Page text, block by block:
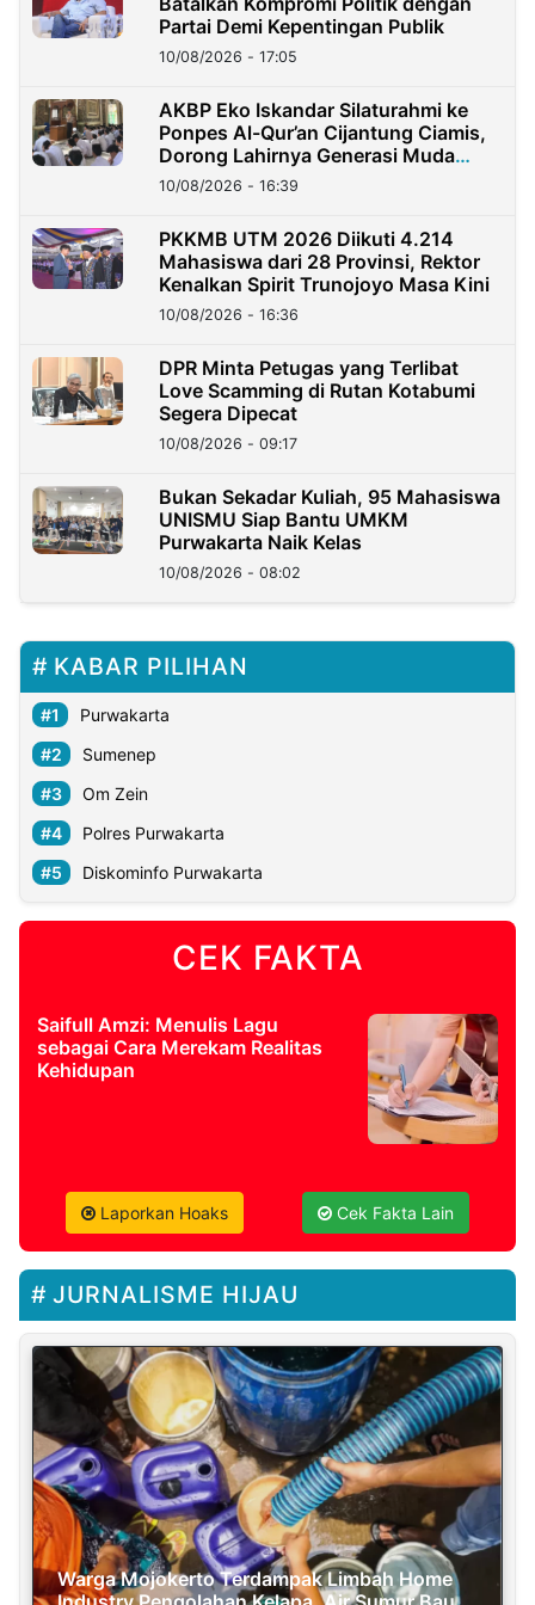
Partai Demi Kepentingan Publik
10/08/2026 - 17:05
AKBP Eko Iskandar Silaturahmi ke
Ponpes Al-Qur’an Cijantung Ciamis,
Dorong Lahirnya Generasi Muda
Berkarakter
10/08/2026 - 16:39
PKKMB UTM 2026 Diikuti 4.214
Mahasiswa dari 28 Provinsi, Rektor
Kenalkan Spirit Trunojoyo Masa Kini
10/08/2026 - 16:36
DPR Minta Petugas yang Terlibat
Love Scamming di Rutan Kotabumi
Segera Dipecat
10/08/2026 - 09:17
Bukan Sekadar Kuliah, 95 Mahasiswa
UNISMU Siap Bantu UMKM
Purwakarta Naik Kelas
10/08/2026 - 08:02
KABAR PILIHAN
Purwakarta
Sumenep
Om Zein
Polres Purwakarta
Diskominfo Purwakarta
CEK FAKTA
Saifull Amzi: Menulis Lagu
sebagai Cara Merekam Realitas
Kehidupan
Laporkan Hoaks Cek Fakta Lain
JURNALISME HIJAU
Warga Mojokerto Terdampak Limbah Home